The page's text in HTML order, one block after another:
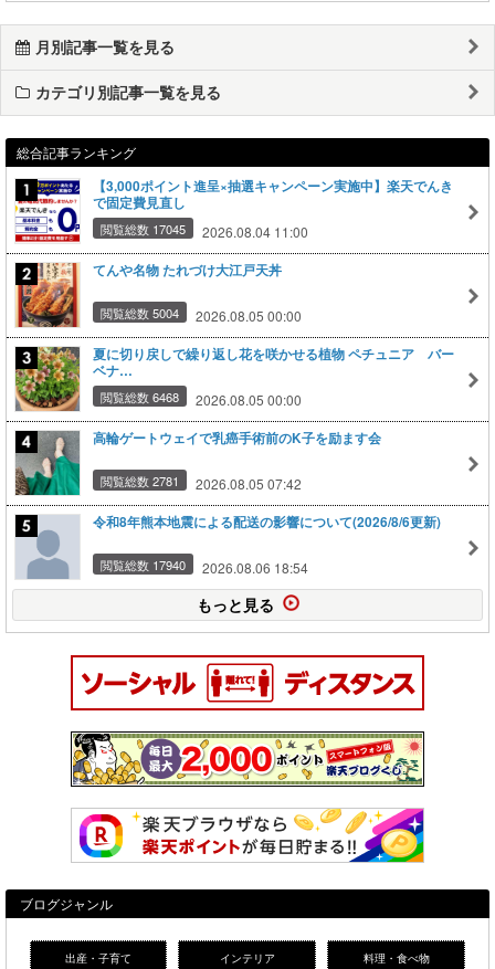
月別記事一覧を見る
カテゴリ別記事一覧を見る
総合記事ランキング
【3,000ポイント進呈×抽選キャンペーン実施中】楽天でんき
で固定費見直し
閲覧総数 17045 2026.08.04 11:00
てんや名物 たれづけ大江戸天丼
閲覧総数 5004 2026.08.05 00:00
夏に切り戻しで繰り返し花を咲かせる植物 ペチュニア バー
ベナ…
閲覧総数 6468 2026.08.05 00:00
高輪ゲートウェイで乳癌手術前のK子を励ます会
閲覧総数 2781 2026.08.05 07:42
令和8年熊本地震による配送の影響について(2026/8/6更新)
閲覧総数 17940 2026.08.06 18:54
もっと見る
ブログジャンル
出産・子育て インテリア 料理・食べ物